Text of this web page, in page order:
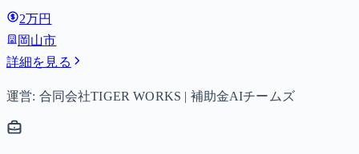
子以降は15,000円）、中学生は月額10,000円。
2万円
岡山市
詳細を見る
運営: 合同会社TIGER WORKS | 補助金AIチームズ